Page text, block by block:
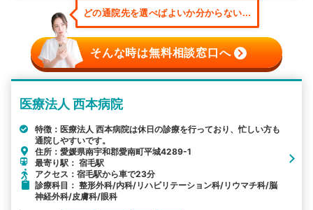
どの通院先を選べばよいか分からない...
そんな時は無料相談窓口へ
医療法人 西本病院
特徴：医療法人 西本病院は休日の診療を行っており、忙しい方も
通院しやすいです。
住所：愛媛県南宇和郡愛南町平城4289-1
最寄り駅： 宿毛駅
アクセス：宿毛駅から車で23分
診療科目： 整形外科/内科/リハビリテーション科/リウマチ科/脳
神経外科/皮膚科/眼科